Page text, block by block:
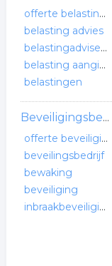
offerte belasting adviesbureau
belasting advies
belastingadviseurs
belasting aangifte
belastingen
Beveiligingsbedrijf
offerte beveiligingsbedrijf
beveilingsbedrijf
bewaking
beveiliging
inbraakbeveiliging